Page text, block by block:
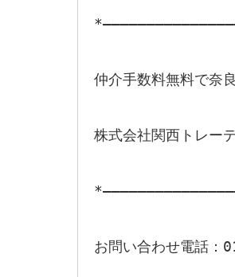
仲介手数料無料で奈
株式会社関西トレー
お問い合わせ電話